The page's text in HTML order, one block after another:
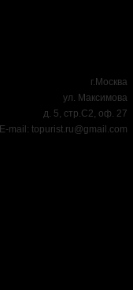
г.Москва
ул. Максимова
д. 5, стр.С2, оф. 27
E-mail:topurist.ru@gmail.com